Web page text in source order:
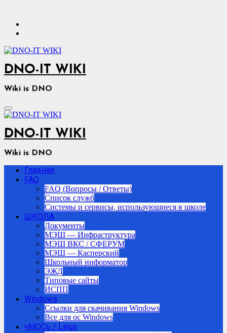
содержимому
DNO-IT WIKI
Wiki is DNO
DNO-IT WIKI
Wiki is DNO
Главная
FAQ
FAQ (Вопросы / Ответы)
Список служб
Системы и сервисы, использующиеся в школе
ШКОЛА
Документы
МЭШ — Инфраструктура
МЭШ ВКС / СФЕРУМ
МЭШ — Касперский
Школьный информатор
ЭЖД
Типовые сайты
ИСПП
Windows
Ссылки для скачивания Windows
Все для ос Windows
чМОСь / Linux